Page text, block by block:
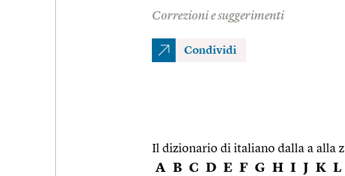
Correzioni e suggerimenti
Condividi
Il dizionario di italiano dalla a alla z
A B C D E F G H I J K L